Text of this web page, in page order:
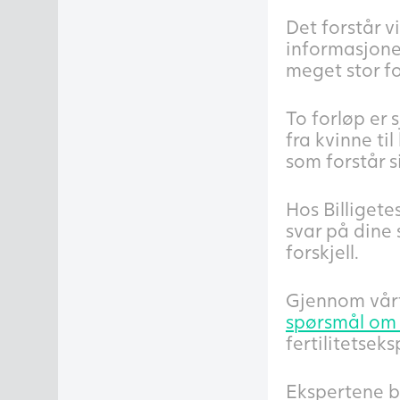
Det forstår
meget stor
To forløp er
fra kvinne til
som forstår
Hos
svar på dine
forskjell.
Gjennom
spørsmål
Ekspertene